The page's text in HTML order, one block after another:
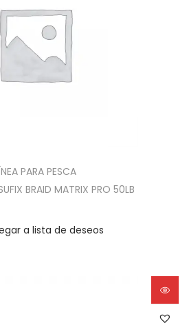
PARA PESCA
BRAID MATRIX PRO 50LB
a lista de deseos